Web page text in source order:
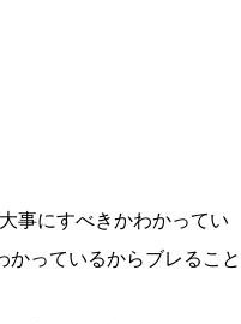
事にすべきかわかってい
かっているからブレること